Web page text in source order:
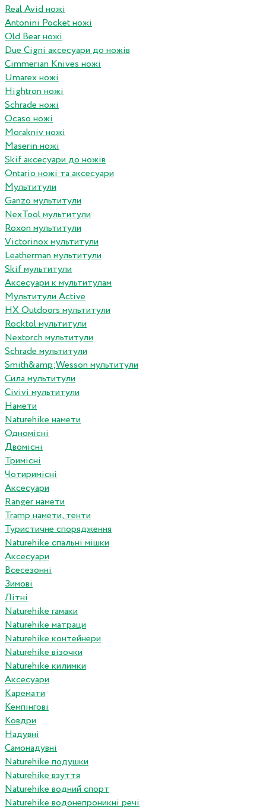
Real Avid ножі
Antonini Pocket ножі
Old Bear ножі
Due Cigni аксесуари до ножів
Cimmerian Knives ножі
Umarex ножі
Hightron ножі
Schrade ножі
Ocaso ножі
Morakniv ножі
Maserin ножі
Skif аксесуари до ножів
Ontario ножі та аксесуари
Мультитули
Ganzo мультитули
NexTool мультитули
Roxon мультитули
Victorinox мультитули
Leatherman мультитули
Skif мультитули
Аксесуари к мультитулам
Мультитули Active
HX Outdoors мультитули
Rocktol мультитули
Nextorch мультитули
Schrade мультитули
Smith&amp;Wesson мультитули
Сила мультитули
Civivi мультитули
Намети
Naturehike намети
Одномісні
Двомісні
Тримісні
Чотиримісні
Аксесуари
Ranger намети
Tramp намети, тенти
Туристичне спорядження
Naturehike спальні мішки
Аксесуари
Всесезонні
Зимові
Літні
Naturehike гамаки
Naturehike матраци
Naturehike контейнери
Naturehike візочки
Naturehike килимки
Аксесуари
Каремати
Кемпінгові
Ковдри
Надувні
Самонадувні
Naturehike подушки
Naturehike взуття
Naturehike водний спорт
Naturehike водонепроникні речі